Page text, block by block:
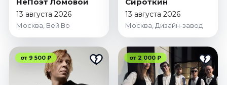
13 августа 2026
Москва, Вей Во
13 августа 2026
Москва, Дизайн-завод
от 9 500 ₽ от 2 000 ₽